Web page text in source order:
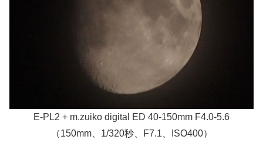
E-PL2 + m.zuiko digital ED 40-150mm F4.0-5.6
（150mm、1/320秒、F7.1、ISO400）